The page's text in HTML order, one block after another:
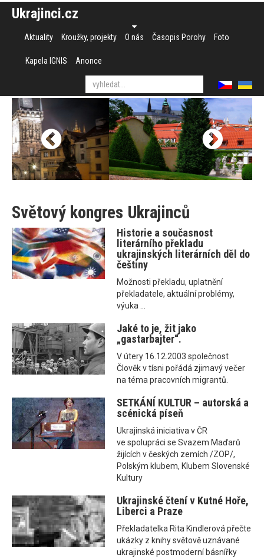
Ukrajinci.cz
Aktuality Kroužky, projekty O nás Časopis Porohy Foto
Kapela IGNIS Anonce
Světový kongres Ukrajinců
Historie a současnost
literárního překladu
ukrajinských literárních děl do
češtiny
Možnosti překladu, uplatnění
překladatele, aktuální problémy,
výuka ...
Jaké to je, žit jako
„gastarbajter“.
V útery 16.12.2003 společnost
Člověk v tísni pořádá zjimavý večer
na téma pracovních migrantů.
SETKÁNÍ KULTUR – autorská a
scénická píseň
Ukrajinská iniciativa v ČR
ve spolupráci se Svazem Maďarů
žijících v českých zemích /ZOP/,
Polským klubem, Klubem Slovenské
Kultury
Ukrajinské čtení v Kutné Hoře,
Liberci a Praze
Překladatelka Rita Kindlerová přečte
ukázky z knihy světově uznávané
ukrajinské postmoderní básnířky